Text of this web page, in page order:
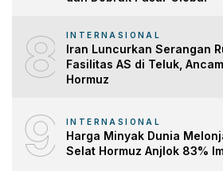
8 INTERNASIONAL
Iran Luncurkan Serangan
Fasilitas AS di Teluk,
Hormuz
9 INTERNASIONAL
Harga Minyak Dunia
Selat Hormuz Anjlok 83%